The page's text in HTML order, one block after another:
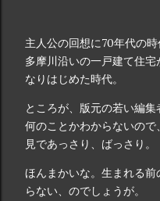
主人公の回想に70年代の
多摩川沿いの一戸建て住
なりはじめた時代。
ところが、版元の若い編集
何のことかわからないの
見であっさり、ばっさり。
ほんまかいな。生まれる
らない、のでしょうが。